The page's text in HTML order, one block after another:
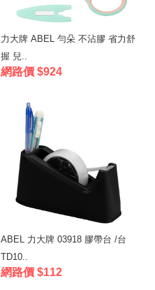
力大牌 ABEL 勻朵 不沾膠 省力舒
握 兒..
網路價 $924
ABEL 力大牌 03918 膠帶台 /台
TD10..
網路價 $112